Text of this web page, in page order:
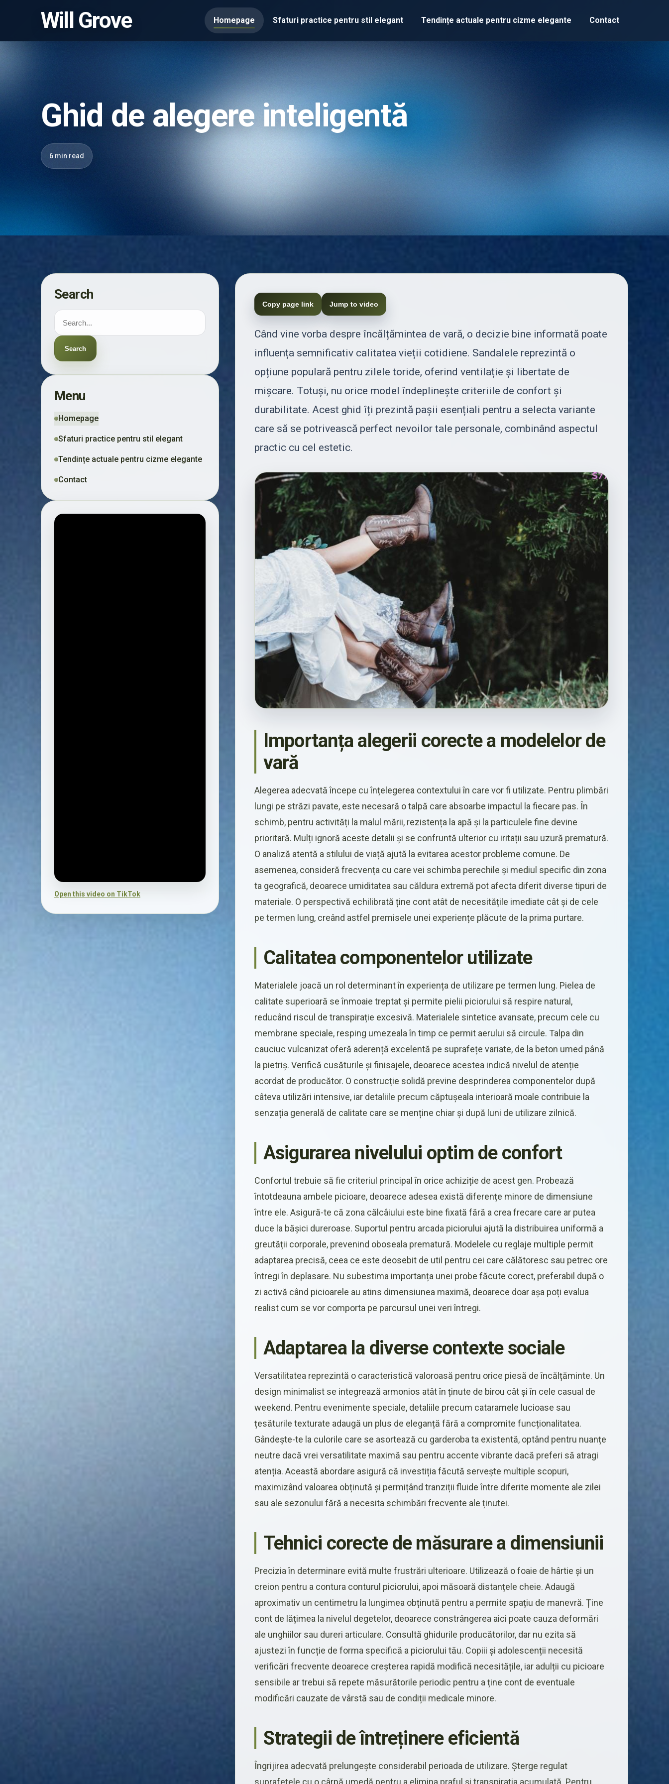
Will Grove Homepage Sfaturi practice pentru stil elegant Tendințe actuale pentru cizme elegante Contact
Ghid de alegere inteligentă
6 min read
Copy page link Jump to video
Când vine vorba despre încălțămintea de vară, o decizie bine informată poate
influența semnificativ calitatea vieții cotidiene. Sandalele reprezintă o
opțiune populară pentru zilele toride, oferind ventilație și libertate de
mișcare. Totuși, nu orice model îndeplinește criteriile de confort și
durabilitate. Acest ghid îți prezintă pașii esențiali pentru a selecta variante
care să se potrivească perfect nevoilor tale personale, combinând aspectul
practic cu cel estetic.
Importanța alegerii corecte a modelelor de
vară
Alegerea adecvată începe cu înțelegerea contextului în care vor fi utilizate. Pentru plimbări
lungi pe străzi pavate, este necesară o talpă care absoarbe impactul la fiecare pas. În
schimb, pentru activități la malul mării, rezistența la apă și la particulele fine devine
prioritară. Mulți ignoră aceste detalii și se confruntă ulterior cu iritații sau uzură prematură.
O analiză atentă a stilului de viață ajută la evitarea acestor probleme comune. De
asemenea, consideră frecvența cu care vei schimba perechile și mediul specific din zona
ta geografică, deoarece umiditatea sau căldura extremă pot afecta diferit diverse tipuri de
materiale. O perspectivă echilibrată ține cont atât de necesitățile imediate cât și de cele
pe termen lung, creând astfel premisele unei experiențe plăcute de la prima purtare.
Calitatea componentelor utilizate
Materialele joacă un rol determinant în experiența de utilizare pe termen lung. Pielea de
calitate superioară se înmoaie treptat și permite pielii piciorului să respire natural,
reducând riscul de transpirație excesivă. Materialele sintetice avansate, precum cele cu
membrane speciale, resping umezeala în timp ce permit aerului să circule. Talpa din
cauciuc vulcanizat oferă aderență excelentă pe suprafețe variate, de la beton umed până
la pietriș. Verifică cusăturile și finisajele, deoarece acestea indică nivelul de atenție
acordat de producător. O construcție solidă previne desprinderea componentelor după
câteva utilizări intensive, iar detaliile precum căptușeala interioară moale contribuie la
senzația generală de calitate care se menține chiar și după luni de utilizare zilnică.
Asigurarea nivelului optim de confort
Confortul trebuie să fie criteriul principal în orice achiziție de acest gen. Probează
întotdeauna ambele picioare, deoarece adesea există diferențe minore de dimensiune
între ele. Asigură-te că zona călcâiului este bine fixată fără a crea frecare care ar putea
duce la bășici dureroase. Suportul pentru arcada piciorului ajută la distribuirea uniformă a
greutății corporale, prevenind oboseala prematură. Modelele cu reglaje multiple permit
adaptarea precisă, ceea ce este deosebit de util pentru cei care călătoresc sau petrec ore
întregi în deplasare. Nu subestima importanța unei probe făcute corect, preferabil după o
zi activă când picioarele au atins dimensiunea maximă, deoarece doar așa poți evalua
realist cum se vor comporta pe parcursul unei veri întregi.
Adaptarea la diverse contexte sociale
Versatilitatea reprezintă o caracteristică valoroasă pentru orice piesă de încălțăminte. Un
design minimalist se integrează armonios atât în ținute de birou cât și în cele casual de
weekend. Pentru evenimente speciale, detaliile precum cataramele lucioase sau
țesăturile texturate adaugă un plus de eleganță fără a compromite funcționalitatea.
Gândește-te la culorile care se asortează cu garderoba ta existentă, optând pentru nuanțe
neutre dacă vrei versatilitate maximă sau pentru accente vibrante dacă preferi să atragi
atenția. Această abordare asigură că investiția făcută servește multiple scopuri,
maximizând valoarea obținută și permițând tranziții fluide între diferite momente ale zilei
sau ale sezonului fără a necesita schimbări frecvente ale ținutei.
Tehnici corecte de măsurare a dimensiunii
Precizia în determinare evită multe frustrări ulterioare. Utilizează o foaie de hârtie și un
creion pentru a contura conturul piciorului, apoi măsoară distanțele cheie. Adaugă
aproximativ un centimetru la lungimea obținută pentru a permite spațiu de manevră. Ține
cont de lățimea la nivelul degetelor, deoarece constrângerea aici poate cauza deformări
ale unghiilor sau dureri articulare. Consultă ghidurile producătorilor, dar nu ezita să
ajustezi în funcție de forma specifică a piciorului tău. Copiii și adolescenții necesită
verificări frecvente deoarece creșterea rapidă modifică necesitățile, iar adulții cu picioare
sensibile ar trebui să repete măsurătorile periodic pentru a ține cont de eventuale
modificări cauzate de vârstă sau de condiții medicale minore.
Strategii de întreținere eficientă
Îngrijirea adecvată prelungește considerabil perioada de utilizare. Șterge regulat
suprafețele cu o cârpă umedă pentru a elimina praful și transpirația acumulată. Pentru
Search
Search
Menu
Homepage
Sfaturi practice pentru stil elegant
Tendințe actuale pentru cizme elegante
Contact
Open this video on TikTok